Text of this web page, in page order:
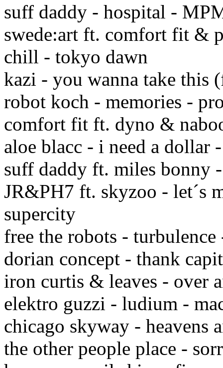
suff daddy - hospital -
swede:art ft. comfort fit &
chill - tokyo dawn
kazi - you wanna take this
robot koch - memories -
comfort fit ft. dyno &
aloe blacc - i need a dollar
suff daddy ft. miles bonny
JR&PH7 ft. skyzoo - let´s
supercity
free the robots - turbulence
dorian concept - thank
iron curtis & leaves - over
elektro guzzi - ludium -
chicago skyway - heavens
the other people place -